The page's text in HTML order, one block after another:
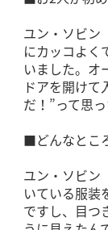
ユン・ソビン
にカッコよく
いました。オ
ドアを開けて
だ！”って思っ
■どんなとこ
ユン・ソビン
いている服装
ですし、目つ